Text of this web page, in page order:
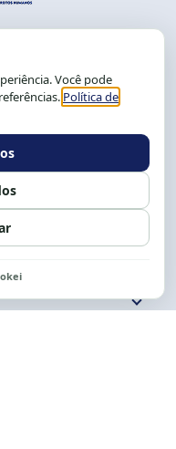
Graça
9239-2104 ou 2105
13 às 17h.
Fale conosco